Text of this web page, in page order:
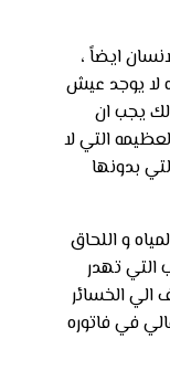
ايضاً ،
لا يوجد عيش
يجب ان
التي لا
بدونها
و اللحاق
التي تهدر
الي الخسائر
في فاتوره